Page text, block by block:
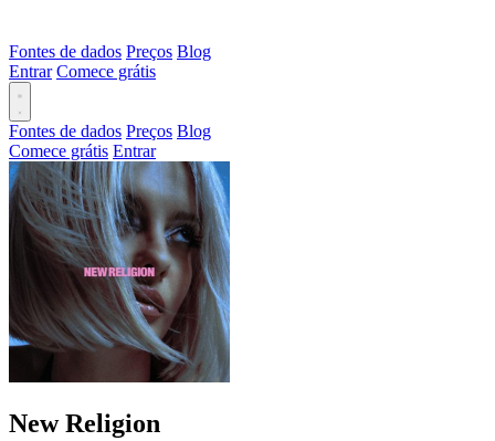
Fontes de dados Preços Blog
Entrar Comece grátis
Fontes de dados Preços Blog
Comece grátis Entrar
New Religion